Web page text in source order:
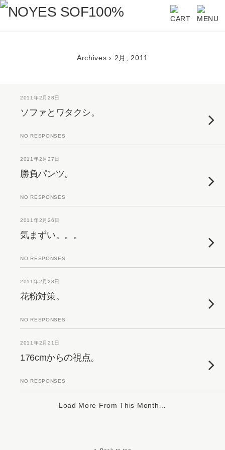
Archives › 2月, 2011
2011年2月28日
ソファとワタクシ。
NO RESPONSES
2011年2月27日
勝負パンツ。
NO RESPONSES
2011年2月26日
気まずい。。。
NO RESPONSES
2011年2月23日
花粉対策。
NO RESPONSES
2011年2月21日
176cmからの視点。
NO RESPONSES
Load More From This Month…